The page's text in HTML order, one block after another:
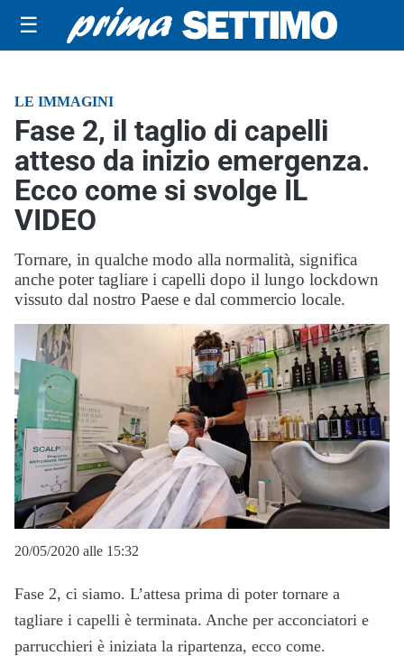
☰
LE IMMAGINI
Fase 2, il taglio di capelli
atteso da inizio emergenza.
Ecco come si svolge IL
VIDEO
Tornare, in qualche modo alla normalità, significa
anche poter tagliare i capelli dopo il lungo lockdown
vissuto dal nostro Paese e dal commercio locale.
20/05/2020 alle 15:32
Fase 2, ci siamo. L’attesa prima di poter tornare a
tagliare i capelli è terminata. Anche per acconciatori e
parrucchieri è iniziata la ripartenza, ecco come.